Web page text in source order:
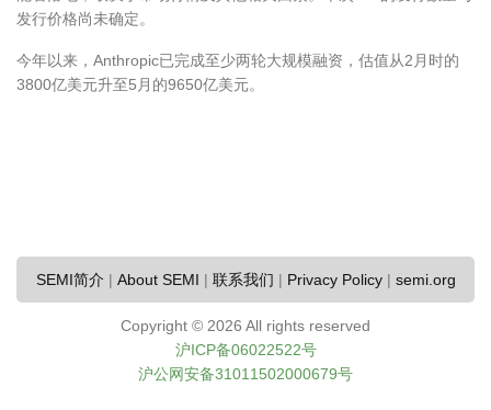
发行价格尚未确定。
今年以来，Anthropic已完成至少两轮大规模融资，估值从2月时的
3800亿美元升至5月的9650亿美元。
SEMI简介 | About SEMI | 联系我们 | Privacy Policy| semi.org
Copyright © 2026 All rights reserved
沪ICP备06022522号
沪公网安备31011502000679号